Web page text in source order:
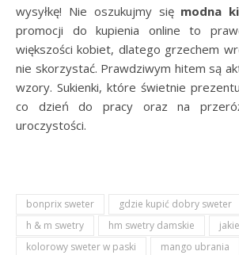
wysyłkę! Nie oszukujmy się modna
promocji do kupienia online to
większości kobiet, dlatego grzechem
nie skorzystać. Prawdziwym hitem są
wzory. Sukienki, które świetnie
co dzień do pracy oraz na
uroczystości.
bonprix sweter gdzie kupić dobry sweter
h & m swetry
hm swetry damskie
kolorowy sweter w paski
mango ubrania